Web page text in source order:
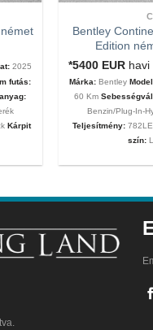
2025
futás:
Kárpit
Bentley
Edition
*5400 EUR havi
Márka: Bentley
60 Km
Benzin/Plug-In-
Teljesítmény:782LE
szín: